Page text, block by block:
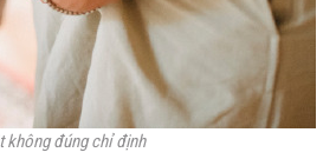
không đúng chỉ định